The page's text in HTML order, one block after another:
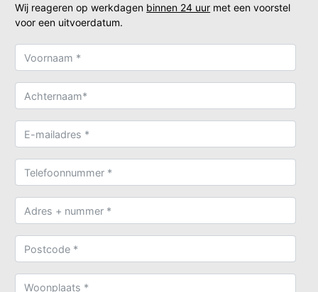
Wij reageren op werkdagen binnen 24 uur met een voorstel
voor een uitvoerdatum.